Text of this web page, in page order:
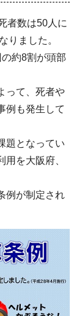
者数は50人に
りました。
約8割が頭部
って、死者や
例も発生して
題となってい
を大阪府、
例が制定され